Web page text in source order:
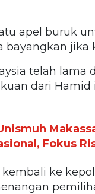
apel buruk
bayangkan jika
telah lama
dari
Fokus
ke